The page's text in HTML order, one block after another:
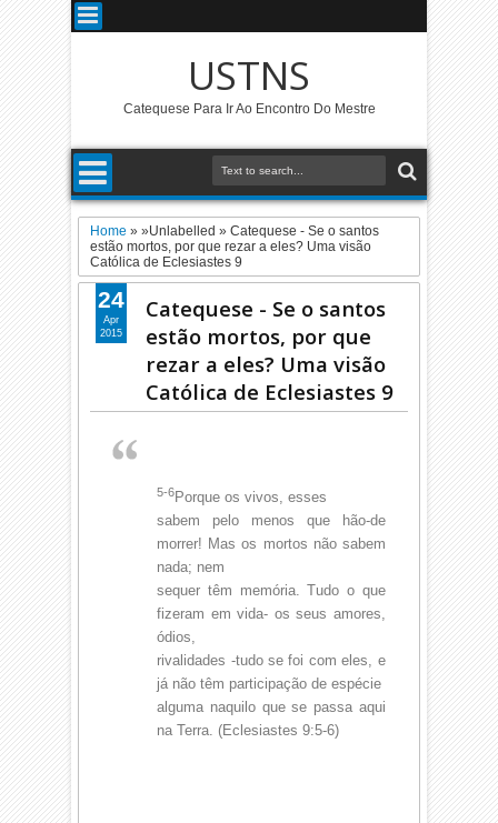
USTNS
Catequese Para Ir Ao Encontro Do Mestre
Home » »Unlabelled »Catequese - Se o santos
estão mortos, por que rezar a eles? Uma visão
Católica de Eclesiastes 9
Catequese - Se o santos
estão mortos, por que
rezar a eles? Uma visão
Católica de Eclesiastes 9
5-6Porque os vivos, esses
sabem pelo menos que hão-de
morrer! Mas os mortos não sabem
nada; nem
sequer têm memória. Tudo o que
fizeram em vida- os seus amores,
ódios,
rivalidades -tudo se foi com eles, e
já não têm participação de espécie
alguma naquilo que se passa aqui
na Terra. (Eclesiastes 9:5-6)
24
Apr
2015